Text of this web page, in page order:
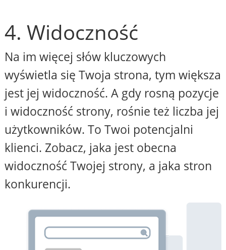
4. Widoczność
Na im więcej słów kluczowych
wyświetla się Twoja strona, tym większa
jest jej widoczność. A gdy rosną pozycje
i widoczność strony, rośnie też liczba jej
użytkowników. To Twoi potencjalni
klienci. Zobacz, jaka jest obecna
widoczność Twojej strony, a jaka stron
konkurencji.